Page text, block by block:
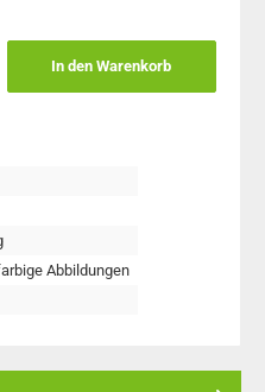
In den Warenkorb
farbige Abbildungen